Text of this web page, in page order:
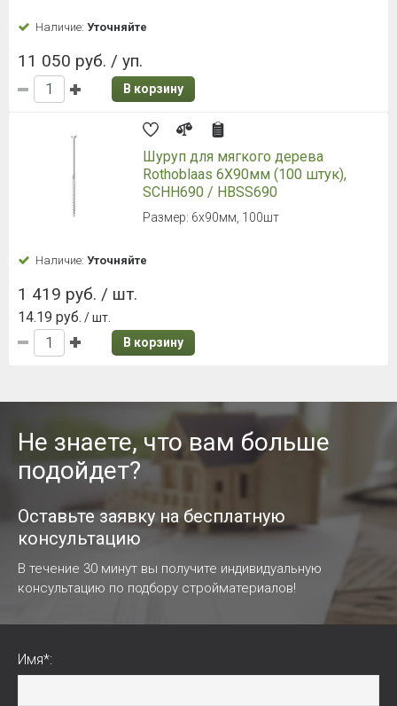
Наличие: Уточняйте
11 050 руб. / уп.
В корзину
Шуруп для мягкого дерева
Rothoblaas 6X90мм (100 штук),
SCHH690 / HBSS690
Размер: 6х90мм, 100шт
Наличие: Уточняйте
1 419 руб. / шт.
14.19 руб. / шт.
В корзину
Не знаете, что вам больше
подойдет?
Оставьте заявку на бесплатную
консультацию
В течение 30 минут вы получите индивидуальную
консультацию по подбору стройматериалов!
Имя*: